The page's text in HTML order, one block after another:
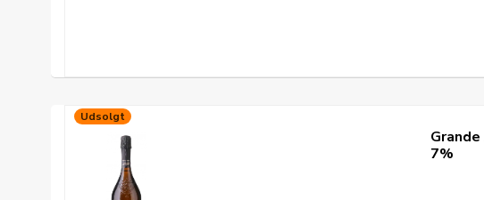
Udsolgt
7%